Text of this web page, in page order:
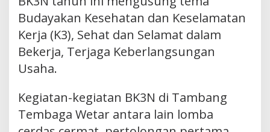
Budayakan Kesehatan dan Keselamatan
Kerja (K3), Sehat dan Selamat dalam
Bekerja, Terjaga Keberlangsungan
Usaha.
Kegiatan-kegiatan BK3N di Tambang
Tembaga Wetar antara lain lomba